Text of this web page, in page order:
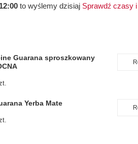
12:00 to wyślemy dzisiaj Sprawdź czasy
Guarana sproszkowany
Yerba Mate